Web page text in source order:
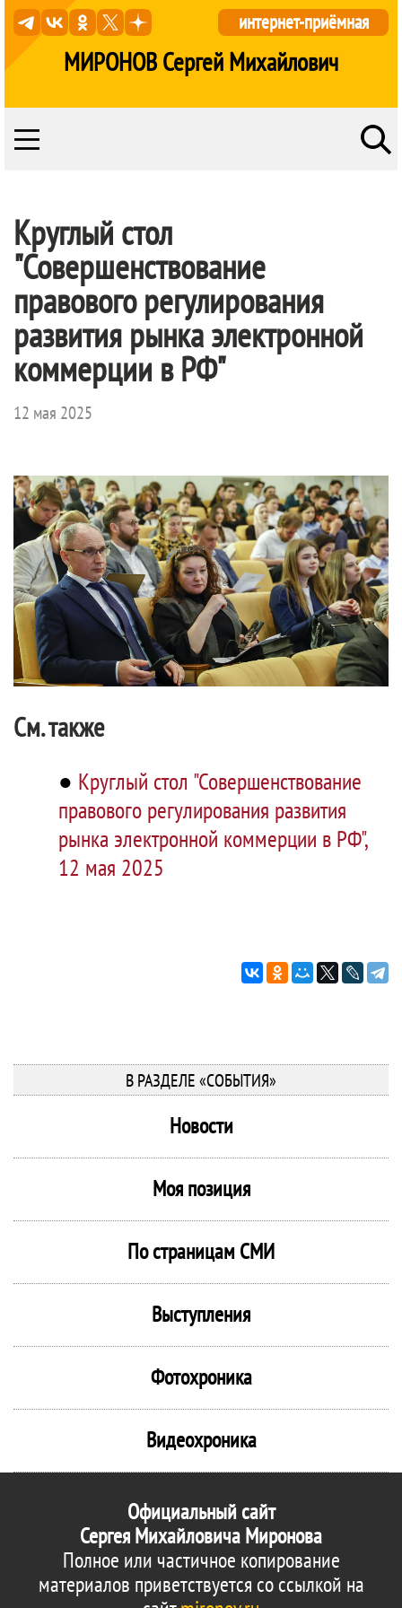
МИРОНОВ Сергей Михайлович
интернет-приёмная
Круглый стол
"Совершенствование
правового регулирования
развития рынка электронной
коммерции в РФ"
12 мая 2025
См. также
● Круглый стол "Совершенствование
правового регулирования развития
рынка электронной коммерции в РФ",
12 мая 2025
В РАЗДЕЛЕ «СОБЫТИЯ»
Новости
Моя позиция
По страницам СМИ
Выступления
Фотохроника
Видеохроника
Официальный сайт
Сергея Михайловича Миронова
Полное или частичное копирование
материалов приветствуется со ссылкой на